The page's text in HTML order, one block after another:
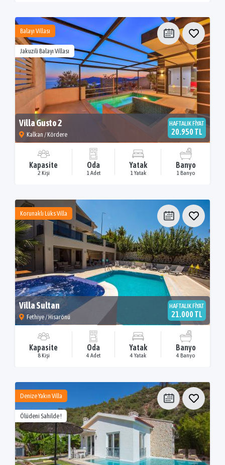
Balayı Villası
Jakuzili Balayı Villası
Villa Gusto 2
Kalkan / Kördere
HAFTALIK FİYAT
20.950 TL
Kapasite
2 Kişi
Oda
1 Adet
Yatak
1 Yatak
Banyo
1 Banyo
Korunaklı Lüks Villa
Villa Sultan
Fethiye / Hisarönü
HAFTALIK FİYAT
21.000 TL
Kapasite
8 Kişi
Oda
4 Adet
Yatak
4 Yatak
Banyo
4 Banyo
Denize Yakın Villa
Ölüdeni Sahilde !